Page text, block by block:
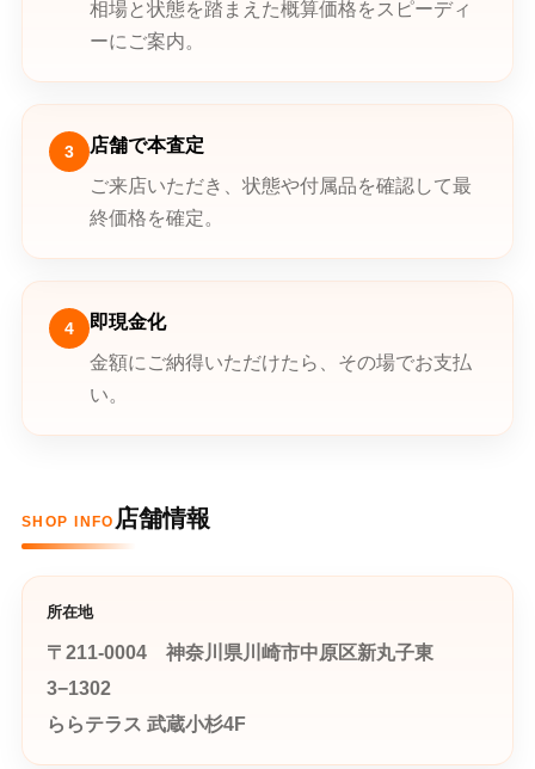
相場と状態を踏まえた概算価格をスピーディ
ーにご案内。
3
店舗で本査定
ご来店いただき、状態や付属品を確認して最
終価格を確定。
4
即現金化
金額にご納得いただけたら、その場でお支払
い。
SHOP INFO 店舗情報
所在地
〒211-0004 神奈川県川崎市中原区新丸子東
3−1302
ららテラス 武蔵小杉4F